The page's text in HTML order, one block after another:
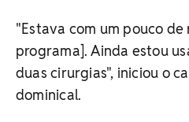
"Estava com um pouco
programa]. Ainda estou
duas cirurgias", iniciou o
dominical.